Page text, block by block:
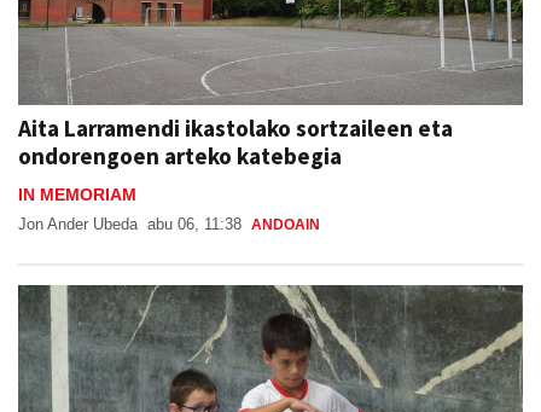
Aita Larramendi ikastolako sortzaileen eta
ondorengoen arteko katebegia
IN MEMORIAM
Jon Ander Ubeda abu 06, 11:38 ANDOAIN